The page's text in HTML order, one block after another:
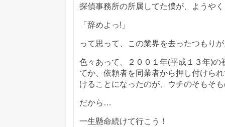
探偵事務所の所属してた僕が、ようや
「辞めよっ!」
って思って、この業界を去ったつもり
色々あって、２００１年(平成１３年)の
てか、依頼者を同業者から押し付けら
けることになったのが、ウチのそもそ
だから…
一生懸命続けて行こう！